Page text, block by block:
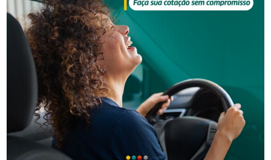
Golpe do falso advogado em Urussanga deixa vítima
com prejuízo de R$ 51 mil